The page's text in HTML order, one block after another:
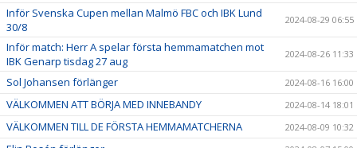
Inför Svenska Cupen mellan Malmö FBC och IBK Lund
30/8
2024-08-29 06:55
Inför match: Herr A spelar första hemmamatchen mot
IBK Genarp tisdag 27 aug
2024-08-26 11:33
Sol Johansen förlänger 2024-08-16 16:00
VÄLKOMMEN ATT BÖRJA MED INNEBANDY 2024-08-14 18:01
VÄLKOMMEN TILL DE FÖRSTA HEMMAMATCHERNA 2024-08-09 10:32